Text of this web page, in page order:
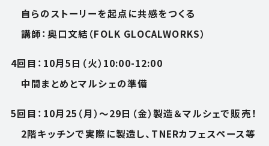
自らのストーリーを起点に共感をつくる
講師：奥口文結（FOLK GLOCALWORKS）
4回目：10月5日（火）10:00-12:00
中間まとめとマルシェの準備
5回目：10月25（月）〜29日（金）製造＆マルシェで販売！
2階キッチンで実際に製造し、TNERカフェスペース等